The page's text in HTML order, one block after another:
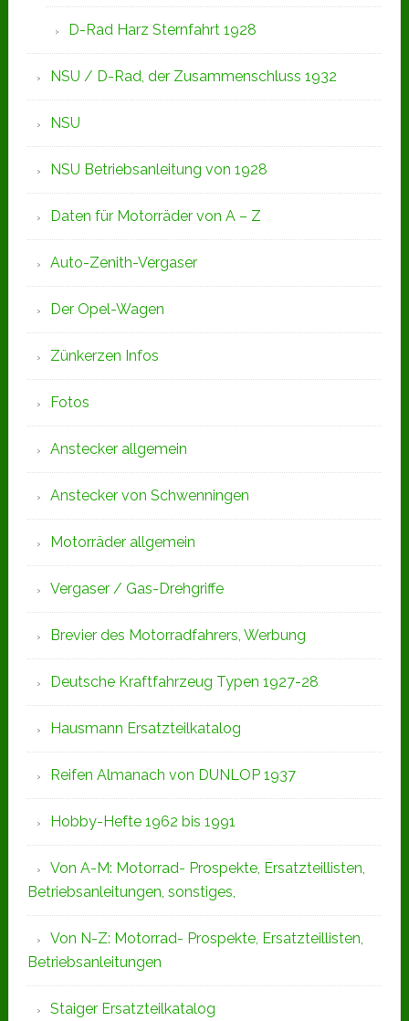
D-Rad Harz Sternfahrt 1928
NSU / D-Rad, der Zusammenschluss 1932
NSU
NSU Betriebsanleitung von 1928
Daten für Motorräder von A – Z
Auto-Zenith-Vergaser
Der Opel-Wagen
Zünkerzen Infos
Fotos
Anstecker allgemein
Anstecker von Schwenningen
Motorräder allgemein
Vergaser / Gas-Drehgriffe
Brevier des Motorradfahrers, Werbung
Deutsche Kraftfahrzeug Typen 1927-28
Hausmann Ersatzteilkatalog
Reifen Almanach von DUNLOP 1937
Hobby-Hefte 1962 bis 1991
Von A-M: Motorrad- Prospekte, Ersatzteillisten,
Betriebsanleitungen, sonstiges,
Von N-Z: Motorrad- Prospekte, Ersatzteillisten,
Betriebsanleitungen
Staiger Ersatzteilkatalog